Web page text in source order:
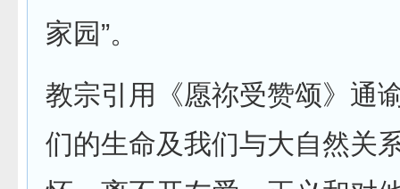
家园”。
教宗引用《愿祢受赞颂》通
们的生命及我们与大自然关